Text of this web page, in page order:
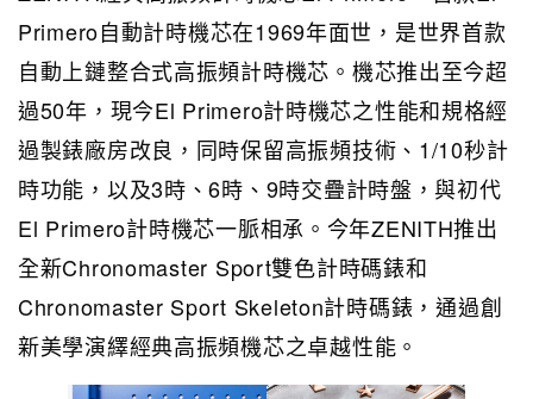
Primero自動計時機芯在1969年面世，是世界首款
自動上鏈整合式高振頻計時機芯。機芯推出至今超
過50年，現今El Primero計時機芯之性能和規格經
過製錶廠房改良，同時保留高振頻技術、1/10秒計
時功能，以及3時、6時、9時交疊計時盤，與初代
El Primero計時機芯一脈相承。今年ZENITH推出
全新Chronomaster Sport雙色計時碼錶和
Chronomaster Sport Skeleton計時碼錶，通過創
新美學演繹經典高振頻機芯之卓越性能。